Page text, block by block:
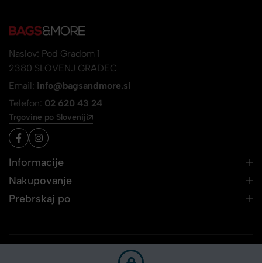
Naslov: Pod Gradom 1
2380 SLOVENJ GRADEC
Email: info@bagsandmore.si
Telefon: 02 620 43 24
Trgovine po Sloveniji
Informacije
Nakupovanje
Prebrskaj po